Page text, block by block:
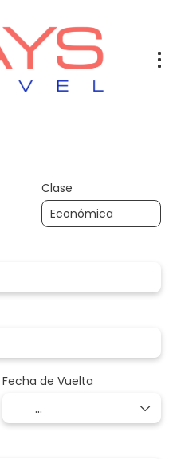
Clase
Fecha de Vuelta